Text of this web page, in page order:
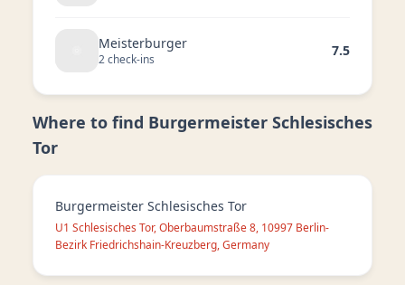
Meisterburger
2check-ins
7.5
Where to find Burgermeister Schlesisches
Tor
Burgermeister Schlesisches Tor
U1 Schlesisches Tor, Oberbaumstraße 8, 10997 Berlin-
Bezirk Friedrichshain-Kreuzberg, Germany